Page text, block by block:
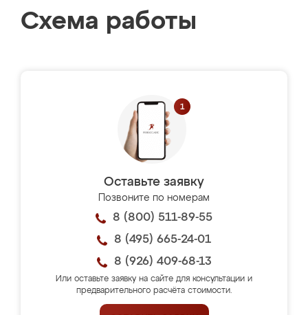
Схема работы
Оставьте заявку
Позвоните по номерам
8 (800) 511-89-55
8 (495) 665-24-01
8 (926) 409-68-13
Или оставьте заявку на сайте для консультации и
предварительного расчёта стоимости.